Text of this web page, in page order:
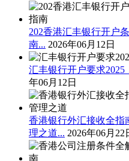
202香港汇丰银行开户
南... 2026年06月12日
汇丰银行开户要求
年06月12日
香港银行外汇接收全指
理之道... 2026年06月22